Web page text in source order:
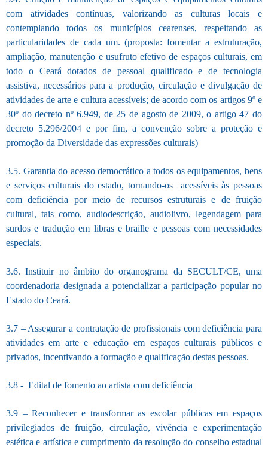
com atividades contínuas, valorizando as culturas locais e
contemplando todos os municípios cearenses, respeitando as
particularidades de cada um. (proposta: fomentar a estruturação,
ampliação, manutenção e usufruto efetivo de espaços culturais, em
todo o Ceará dotados de pessoal qualificado e de tecnologia
assistiva, necessários para a produção, circulação e divulgação de
atividades de arte e cultura acessíveis; de acordo com os artigos 9º e
30º do decreto nº 6.949, de 25 de agosto de 2009, o artigo 47 do
decreto 5.296/2004 e por fim, a convenção sobre a proteção e
promoção da Diversidade das expressões culturais)
3.5. Garantia do acesso democrático a todos os equipamentos, bens
e serviços culturais do estado, tornando-os acessíveis às pessoas
com deficiência por meio de recursos estruturais e de fruição
cultural, tais como, audiodescrição, audiolivro, legendagem para
surdos e tradução em libras e braille e pessoas com necessidades
especiais.
3.6. Instituir no âmbito do organograma da SECULT/CE, uma
coordenadoria designada a potencializar a participação popular no
Estado do Ceará.
3.7 – Assegurar a contratação de profissionais com deficiência para
atividades em arte e educação em espaços culturais públicos e
privados, incentivando a formação e qualificação destas pessoas.
3.8 - Edital de fomento ao artista com deficiência
3.9 – Reconhecer e transformar as escolar públicas em espaços
privilegiados de fruição, circulação, vivência e experimentação
estética e artística e cumprimento da resolução do conselho estadual